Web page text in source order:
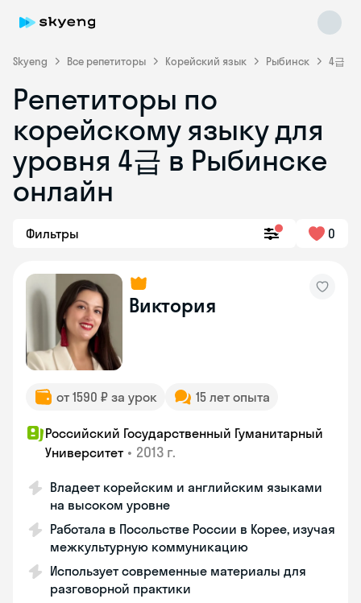
Skyeng Все репетиторы Корейский язык Рыбинск 4급
Репетиторы по
корейскому языку для
уровня 4급 в Рыбинске
онлайн
Фильтры 0
Виктория
от 1590 ₽ за урок 15 лет опыта
Российский Государственный Гуманитарный
Университет • 2013 г.
Владеет корейским и английским языками
на высоком уровне
Работала в Посольстве России в Корее, изучая
межкультурную коммуникацию
Использует современные материалы для
разговорной практики
Skyeng Chat
online